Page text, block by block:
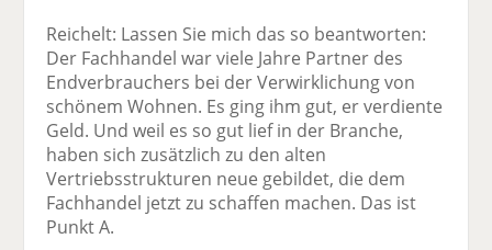
Reichelt: Lassen Sie mich das so beantworten:
Der Fachhandel war viele Jahre Partner des
Endverbrauchers bei der Verwirklichung von
schönem Wohnen. Es ging ihm gut, er verdiente
Geld. Und weil es so gut lief in der Branche,
haben sich zusätzlich zu den alten
Vertriebsstrukturen neue gebildet, die dem
Fachhandel jetzt zu schaffen machen. Das ist
Punkt A.